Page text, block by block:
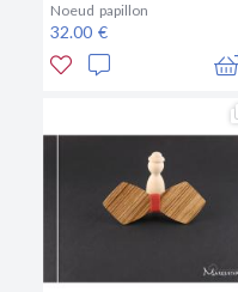
Noeud papillon
32.00 €